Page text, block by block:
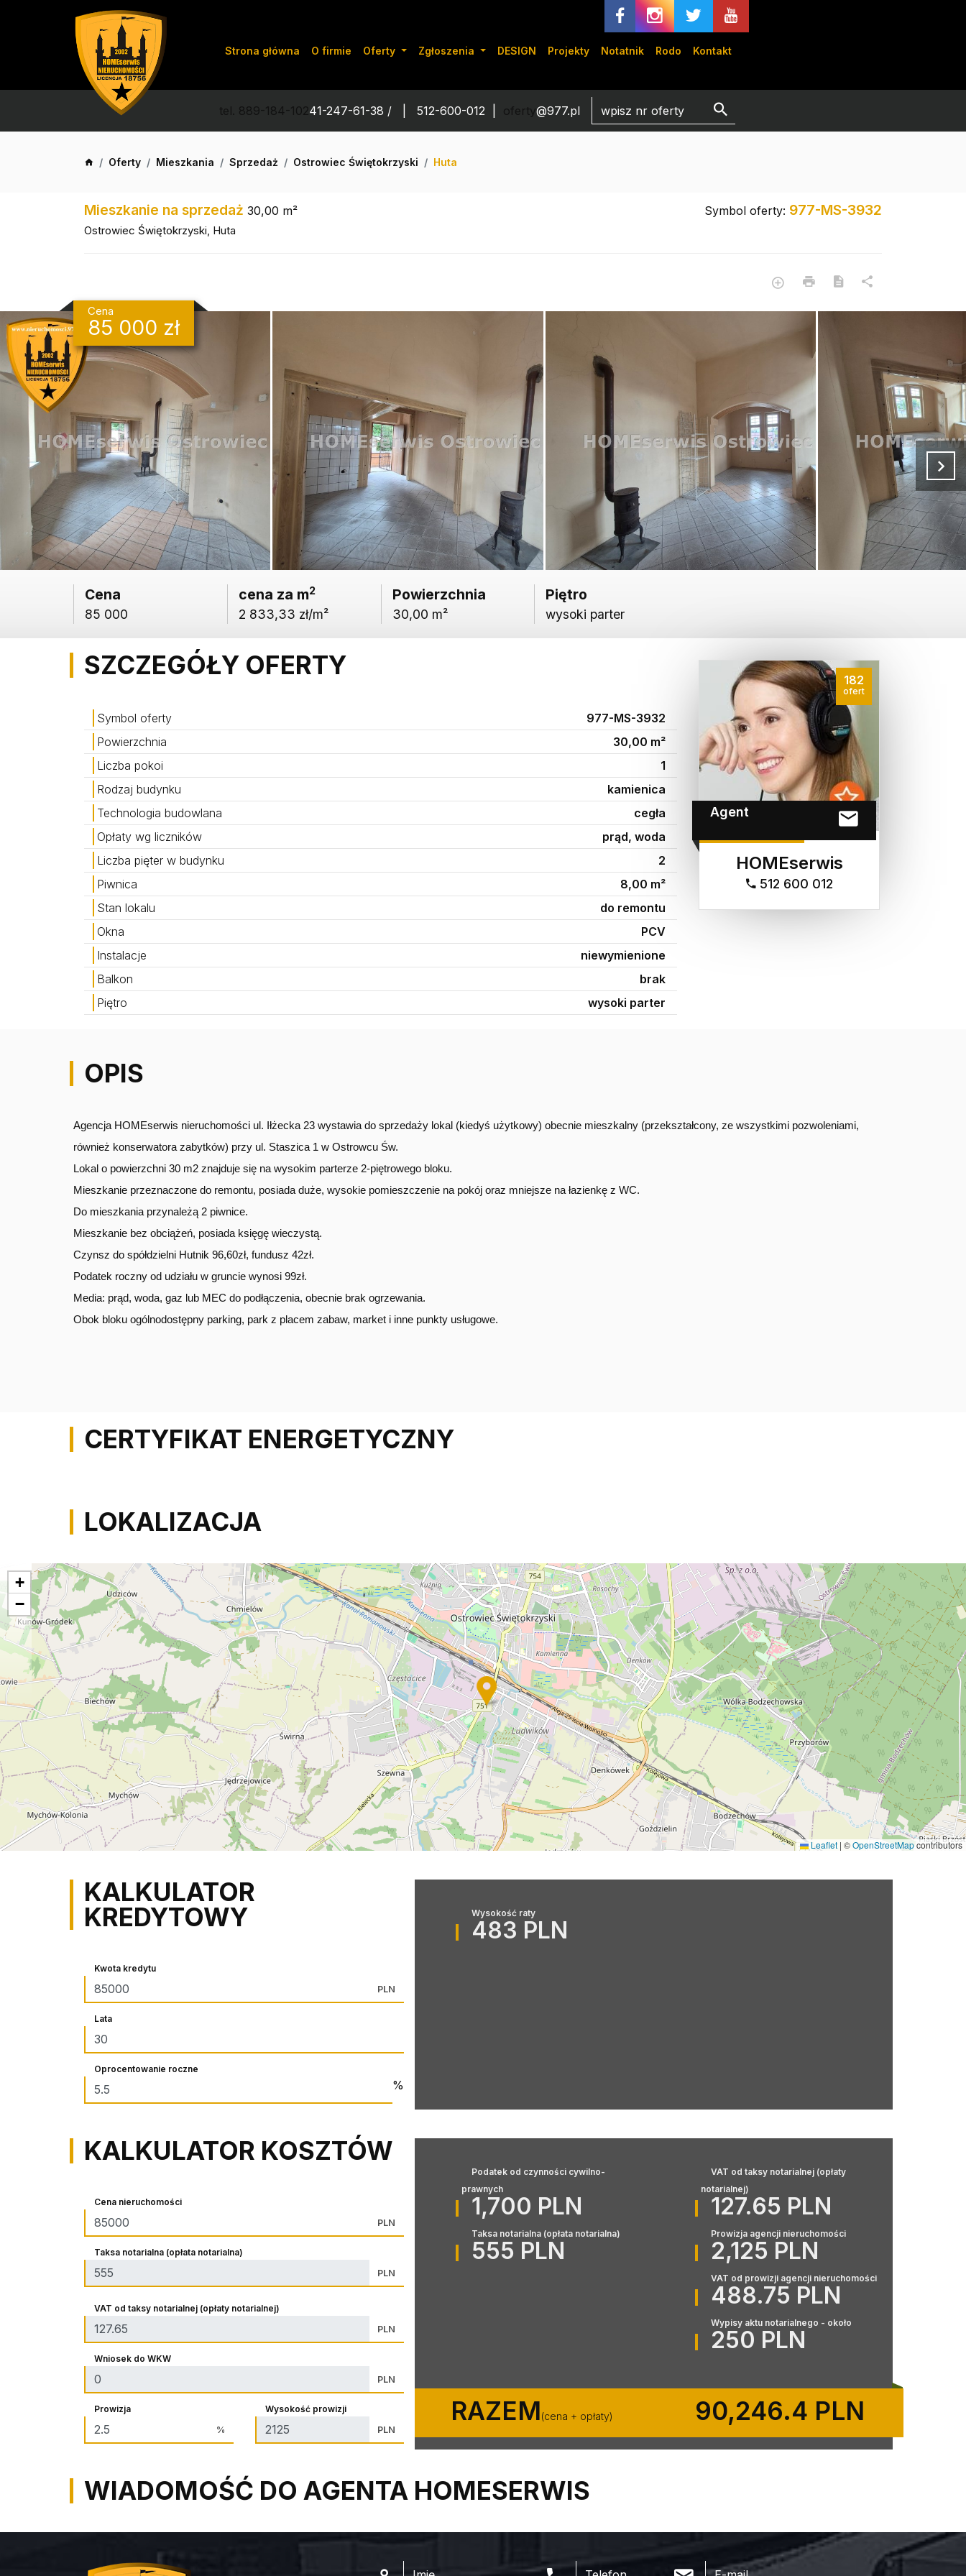
Strona główna O firmie Oferty Zgłoszenia DESIGN Projekty Notatnik Rodo Kontakt
tel. 889-184-10241-247-61-38 / 512-600-012 oferty@977.pl
Oferty Mieszkania Sprzedaż Ostrowiec Świętokrzyski Huta
Mieszkanie na sprzedaż 30,00 m²
Ostrowiec Świętokrzyski, Huta
Symbol oferty: 977-MS-3932
Cena
85 000 zł
Cena
85 000
cena za m2
2 833,33 zł/m²
Powierzchnia
30,00 m²
Piętro
wysoki parter
SZCZEGÓŁY OFERTY
Symbol oferty
977-MS-3932
Powierzchnia
30,00 m²
Liczba pokoi
1
Rodzaj budynku
kamienica
Technologia budowlana
cegła
Opłaty wg liczników
prąd, woda
Liczba pięter w budynku
2
Piwnica
8,00 m²
Stan lokalu
do remontu
Okna
PCV
Instalacje
niewymienione
Balkon
brak
Piętro
wysoki parter
182
ofert
Agent
HOMEserwis
512 600 012
OPIS
Agencja HOMEserwis nieruchomości ul. Iłżecka 23 wystawia do sprzedaży lokal (kiedyś użytkowy) obecnie mieszkalny (przekształcony, ze wszystkimi pozwoleniami,
również konserwatora zabytków) przy ul. Staszica 1 w Ostrowcu Św.
Lokal o powierzchni 30 m2 znajduje się na wysokim parterze 2-piętrowego bloku.
Mieszkanie przeznaczone do remontu, posiada duże, wysokie pomieszczenie na pokój oraz mniejsze na łazienkę z WC.
Do mieszkania przynależą 2 piwnice.
Mieszkanie bez obciążeń, posiada księgę wieczystą.
Czynsz do spółdzielni Hutnik 96,60zł, fundusz 42zł.
Podatek roczny od udziału w gruncie wynosi 99zł.
Media: prąd, woda, gaz lub MEC do podłączenia, obecnie brak ogrzewania.
Obok bloku ogólnodostępny parking, park z placem zabaw, market i inne punkty usługowe.
CERTYFIKAT ENERGETYCZNY
LOKALIZACJA
+
−
Leaflet | ©OpenStreetMapcontributors
KALKULATOR
KREDYTOWY
Kwota kredytu
PLN
Lata
Oprocentowanie roczne
%
Wysokość raty
483 PLN
KALKULATOR KOSZTÓW
Cena nieruchomości
PLN
Taksa notarialna (opłata notarialna)
PLN
VAT od taksy notarialnej (opłaty notarialnej)
PLN
Wniosek do WKW
PLN
Prowizja
%
Wysokość prowizji
PLN
Podatek od czynności cywilno-
prawnych
1,700 PLN
Taksa notarialna (opłata notarialna)
555 PLN
VAT od taksy notarialnej (opłaty
notarialnej)
127.65 PLN
Prowizja agencji nieruchomości
2,125 PLN
VAT od prowizji agencji nieruchomości
488.75 PLN
Wypisy aktu notarialnego - około
250 PLN
RAZEM(cena + opłaty) 90,246.4 PLN
WIADOMOŚĆ DO AGENTA HOMESERWIS